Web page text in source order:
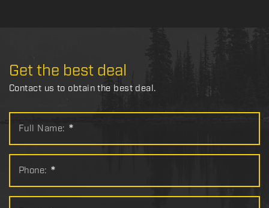
Get the best deal
Contact us to obtain the best deal.
Full Name: *
Phone: *